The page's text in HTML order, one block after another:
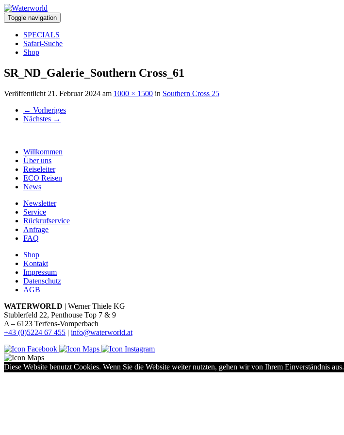
Toggle navigation
SPECIALS
Safari-Suche
Shop
SR_ND_Galerie_Southern Cross_61
Veröffentlicht 21. Februar 2024 am 1000 × 1500 in Southern Cross 25
← Vorheriges
Nächstes →
Willkommen
Über uns
Reiseleiter
ECO Reisen
News
Newsletter
Service
Rückrufservice
Anfrage
FAQ
Shop
Kontakt
Impressum
Datenschutz
AGB
WATERWORLD | Werner Thiele KG
Stublerfeld 22, Penthouse Top 7 & 9
A – 6123 Terfens-Vomperbach
+43 (0)5224 67 455 | info@waterworld.at
Diese Website benutzt Cookies. Wenn Sie die Website weiter nutzten, gehen wir von Ihrem Einverständnis aus.